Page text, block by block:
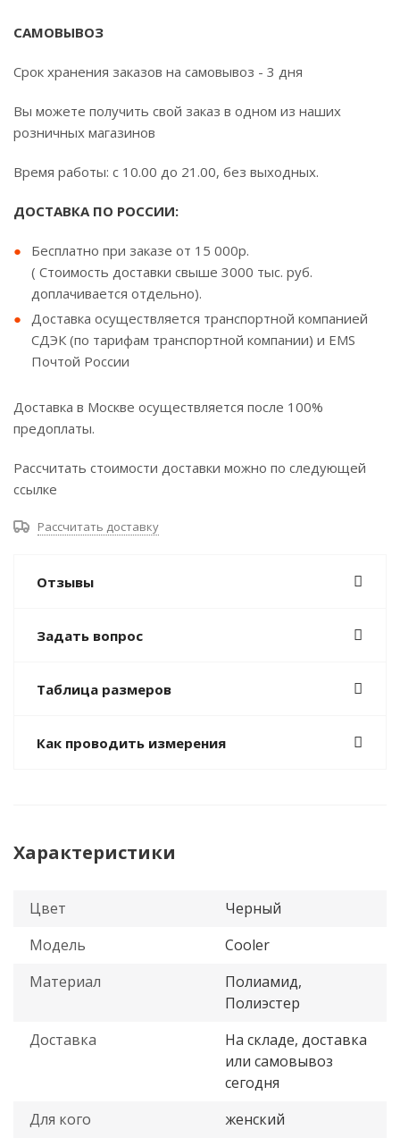
САМОВЫВОЗ
Срок хранения заказов на самовывоз - 3 дня
Вы можете получить свой заказ в одном из наших
розничных магазинов
Время работы: с 10.00 до 21.00, без выходных.
ДОСТАВКА ПО РОССИИ:
Бесплатно при заказе от 15 000р.
( Стоимость доставки свыше 3000 тыс. руб.
доплачивается отдельно).
Доставка осуществляется транспортной компанией
СДЭК (по тарифам транспортной компании) и EMS
Почтой России
Доставка в Москве осуществляется после 100%
предоплаты.
Рассчитать стоимости доставки можно по следующей
ссылке
Рассчитать доставку
Отзывы
Задать вопрос
Таблица размеров
Как проводить измерения
Характеристики
Цвет
Черный
Модель
Cooler
Материал
Полиамид,
Полиэстер
Доставка
На складе, доставка
или самовывоз
сегодня
Для кого
женский